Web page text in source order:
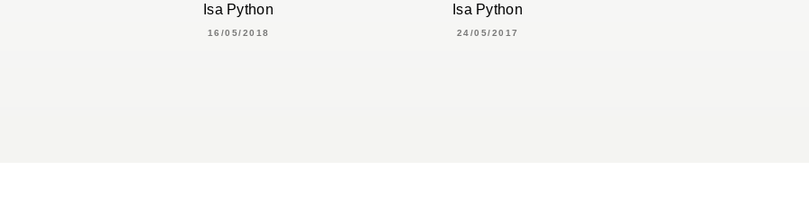
Isa Python
16/05/2018
Isa Python
24/05/2017